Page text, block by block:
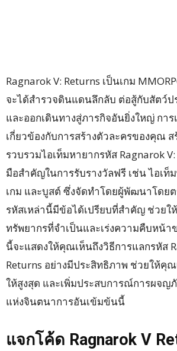
Ragnarok V: Returns เป็นเกม
จะได้สำรวจดินแดนลึกลับ ต่อสู้กับสัตว์ป
และออกเดินทางสู่ภารกิจอันยิ่งใหญ่ กา
เกี่ยวข้องกับการสร้างตัวละครของคุณ
รวบรวมไอเท็มหายากรหัส Ragnarok
มือสำคัญในการรับรางวัลฟรี เช่น ไอเท็
เกม และบูสต์ ซึ่งจัดทำโดยผู้พัฒนาโดยต
รหัสเหล่านี้มีข้อได้เปรียบที่สำคัญ ช่วย
ทรัพยากรที่จำเป็นและเร่งความคืบหน้
นี้จะแสดงให้คุณเห็นถึงวิธีการแลกรหัส
Returns อย่างมีประสิทธิภาพ ช่วยให้คุ
ให้สูงสุด และเพิ่มประสบการณ์การผจญ
แห่งจินตนาการอันเข้มข้นนี้
แจกโค้ด Ragnarok V